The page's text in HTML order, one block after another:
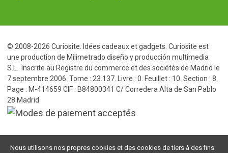
© 2008-2026 Curiosite. Idées cadeaux et gadgets. Curiosite est
une production de Milimetrado diseño y producción multimedia
S.L.. Inscrite au Registre du commerce et des sociétés de Madrid le
7 septembre 2006. Tome : 23.137. Livre : 0. Feuillet : 10. Section : 8.
Page : M-414659 CIF : B84800341 C/ Corredera Alta de San Pablo
28 Madrid
Nous utilisons nos propres cookies et des cookies de tiers à des fins